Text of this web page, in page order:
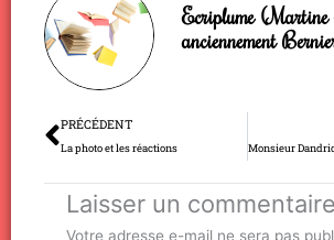
Ecriplume (Martine
anciennement
Précédent
PRÉCÉDENT
La photo et les réactions
Laisser un commentaire
Votre adresse e-mail ne sera pas